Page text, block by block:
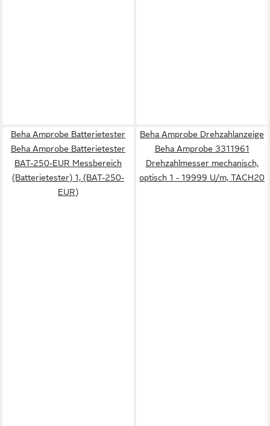
Beha Amprobe Batterietester
Beha Amprobe Batterietester
BAT-250-EUR Messbereich
(Batterietester) 1, (BAT-250-
EUR)
Beha Amprobe Drehzahlanzeige
Beha Amprobe 3311961
Drehzahlmesser mechanisch,
optisch 1 - 19999 U/m, TACH20